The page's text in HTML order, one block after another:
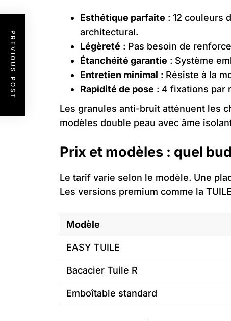
Esthétique parfaite : 12 couleurs
architectural.
Légèreté : Pas besoin de
Étanchéité garantie : Système
Entretien minimal : Résiste à la
Rapidité de pose : 4 fixations par
Les granules anti-bruit atténuent les
modèles double peau avec âme
Prix et modèles : quel
Le tarif varie selon le modèle. Une
Les versions premium comme la
Modèle
EASY TUILE
Bacacier Tuile R
Emboîtable standard
PREVIOUS POST